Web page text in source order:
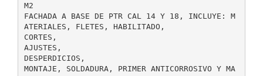
M2
FACHADA A BASE DE PTR CAL 14 Y 18, INCLUYE: M
ATERIALES, FLETES, HABILITADO,
CORTES,
AJUSTES,
DESPERDICIOS,
MONTAJE, SOLDADURA, PRIMER ANTICORROSIVO Y MA